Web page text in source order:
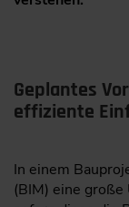
Geplantes
effiziente
In einem
(BIM) eine